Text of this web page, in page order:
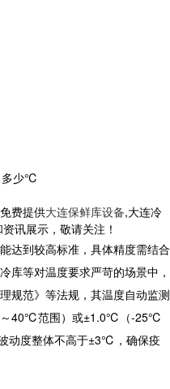
多少℃
费提供大连保鲜库设备,大连冷
讯展示，敬请关注！
达到较高标准，具体精度需结合
库等对温度要求严苛的场景中，
规范》等法规，其温度自动监测
40℃范围）或±1.0℃（-25℃
动度整体不高于±3℃，确保疫